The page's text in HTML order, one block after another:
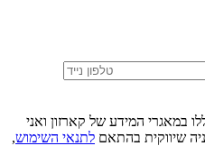
במאגרי המידע של קארזון ואני
שיווקית בהתאם לתנאי השימוש,